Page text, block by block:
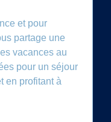
et pour
partage une
vacances au
pour un séjour
en profitant à